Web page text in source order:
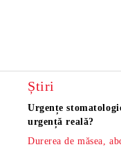
Știri
Urgențe
urgență reală?
Durerea de măsea,